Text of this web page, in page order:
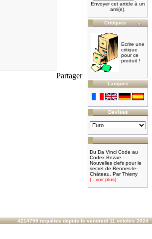
Partager
Envoyer cet article à un
ami(e).
Critiques
Ecrire une
critique
pour ce
produit !
Langues
Devises
Du Da Vinci Code au
Codex Bezae -
Nouvelles clefs pour le
secret de Rennes-le-
Château. Par Thierry
(...voir plus)
4214799 requêtes depuis le vendredi 11 octobre 2024